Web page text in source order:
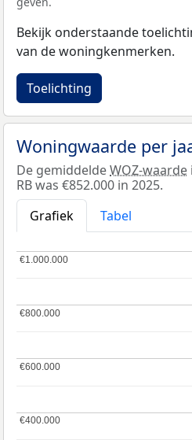
Bekijk onderstaande
van de woningkenmerken.
Toelichting
Woningwaarde per
De gemiddeldeWOZ-waarde
RB was €852.000 in 2025.
Grafiek
Tabel
€400.000
€400.000
€600.000
€600.000
€800.000
€800.000
€1.000.000
€1.000.000